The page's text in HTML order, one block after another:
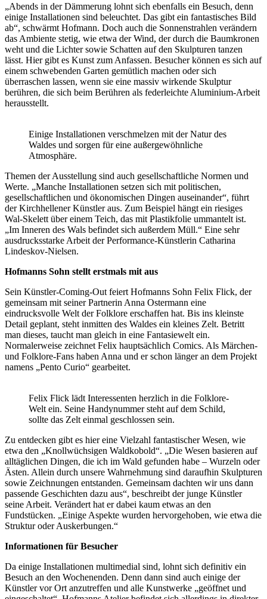
„Abends in der Dämmerung lohnt sich ebenfalls ein Besuch, denn
einige Installationen sind beleuchtet. Das gibt ein fantastisches Bild
ab“, schwärmt Hofmann. Doch auch die Sonnenstrahlen verändern
das Ambiente stetig, wie etwa der Wind, der durch die Baumkronen
weht und die Lichter sowie Schatten auf den Skulpturen tanzen
lässt. Hier gibt es Kunst zum Anfassen. Besucher können es sich auf
einem schwebenden Garten gemütlich machen oder sich
überraschen lassen, wenn sie eine massiv wirkende Skulptur
berühren, die sich beim Berühren als federleichte Aluminium-Arbeit
herausstellt.
Einige Installationen verschmelzen mit der Natur des
Waldes und sorgen für eine außergewöhnliche
Atmosphäre.
Themen der Ausstellung sind auch gesellschaftliche Normen und
Werte. „Manche Installationen setzen sich mit politischen,
gesellschaftlichen und ökonomischen Dingen auseinander“, führt
der Kirchhellener Künstler aus. Zum Beispiel hängt ein riesiges
Wal-Skelett über einem Teich, das mit Plastikfolie ummantelt ist.
„Im Inneren des Wals befindet sich außerdem Müll.“ Eine sehr
ausdrucksstarke Arbeit der Performance-Künstlerin Catharina
Lindeskov-Nielsen.
Hofmanns Sohn stellt erstmals mit aus
Sein Künstler-Coming-Out feiert Hofmanns Sohn Felix Flick, der
gemeinsam mit seiner Partnerin Anna Ostermann eine
eindrucksvolle Welt der Folklore erschaffen hat. Bis ins kleinste
Detail geplant, steht inmitten des Waldes ein kleines Zelt. Betritt
man dieses, taucht man gleich in eine Fantasiewelt ein.
Normalerweise zeichnet Felix hauptsächlich Comics. Als Märchen-
und Folklore-Fans haben Anna und er schon länger an dem Projekt
namens „Pento Curio“ gearbeitet.
Felix Flick lädt Interessenten herzlich in die Folklore-
Welt ein. Seine Handynummer steht auf dem Schild,
sollte das Zelt einmal geschlossen sein.
Zu entdecken gibt es hier eine Vielzahl fantastischer Wesen, wie
etwa den „Knollwüchsigen Waldkobold“. „Die Wesen basieren auf
alltäglichen Dingen, die ich im Wald gefunden habe – Wurzeln oder
Ästen. Allein durch unsere Wahrnehmung sind daraufhin Skulpturen
sowie Zeichnungen entstanden. Gemeinsam dachten wir uns dann
passende Geschichten dazu aus“, beschreibt der junge Künstler
seine Arbeit. Verändert hat er dabei kaum etwas an den
Fundstücken. „Einige Aspekte wurden hervorgehoben, wie etwa die
Struktur oder Auskerbungen.“
Informationen für Besucher
Da einige Installationen multimedial sind, lohnt sich definitiv ein
Besuch an den Wochenenden. Denn dann sind auch einige der
Künstler vor Ort anzutreffen und alle Kunstwerke „geöffnet und